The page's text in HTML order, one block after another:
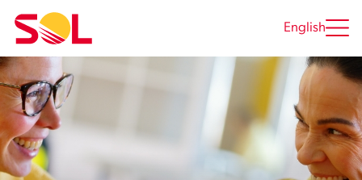
sisältöön
English